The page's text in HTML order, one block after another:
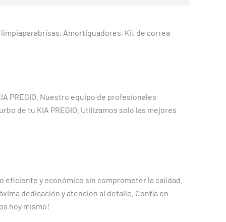
Amortiguadores, Kit de correa
PREGIO. Nuestro equipo de profesionales
de tu KIA PREGIO. Utilizamos solo las mejores
y económico sin comprometer la calidad.
dedicación y atención al detalle. Confía en
hoy mismo!